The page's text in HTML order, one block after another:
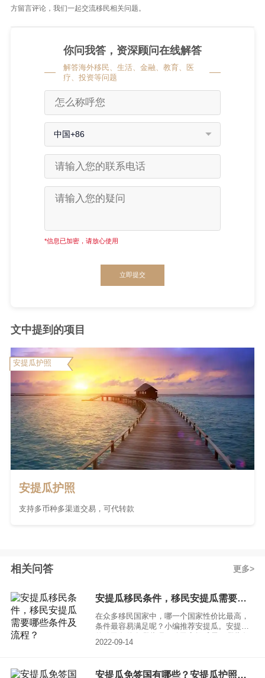
方留言评论，我们一起交流移民相关问题。
你问我答，资深顾问在线解答
解答海外移民、生活、金融、教育、医
疗、投资等问题
中国+86
*信息已加密，请放心使用
立即提交
文中提到的项目
安提瓜护照
安提瓜护照
支持多币种多渠道交易，可代转款
相关问答 更多
安提瓜移民条件，移民安提瓜需要哪些条件及流程？
在众多移民国家中，哪一个国家性价比最高，
条件最容易满足呢？小编推荐安提瓜。安提瓜
件以及流程呢？下面让小编带大家进行探究一
2022-09-14